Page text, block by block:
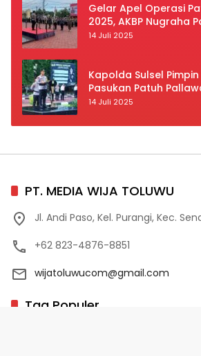
Gelar Apel Operasi
2025, AKBP Nugraha
Kedisiplinan dan
14 Juli 2025
Kapolda Sulsel
Pasukan Patuh
14 Juli 2025
PT. MEDIA WIJA TOLUWU
Jl. Andi Paso, Kel. Purangi, Kec.
+62 823-4876-8851
wijatoluwucom@gmail.com
Tag Populer